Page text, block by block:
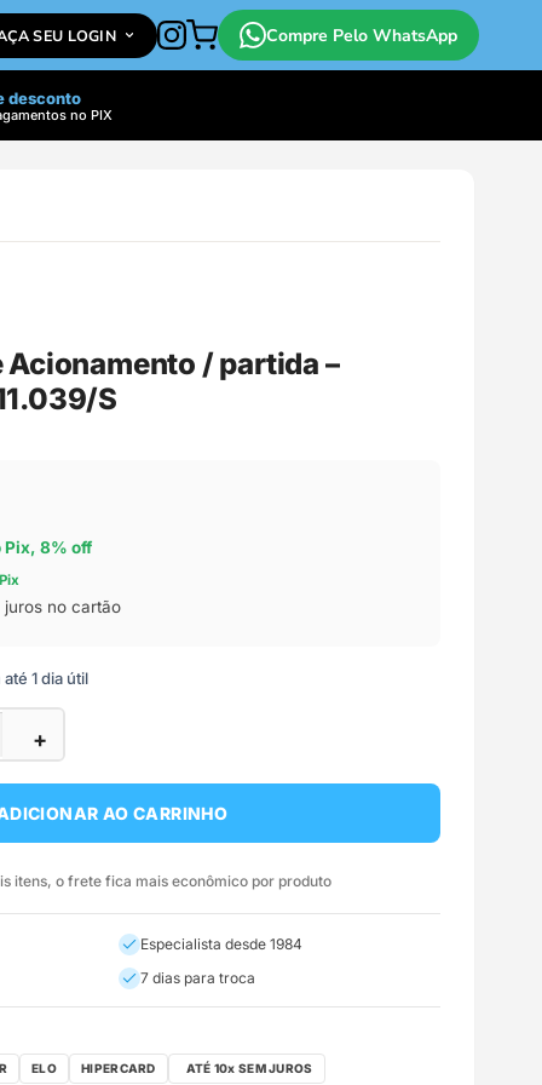
SEU LOGIN Compre Pelo WhatsApp
desconto
no PIX
Acionamento / partida –
S
Pix, 8% off
juros no cartão
1 dia útil
+
AO CARRINHO
itens, o frete fica mais econômico por produto
Especialista desde 1984
7 dias para troca
ELO HIPERCARD